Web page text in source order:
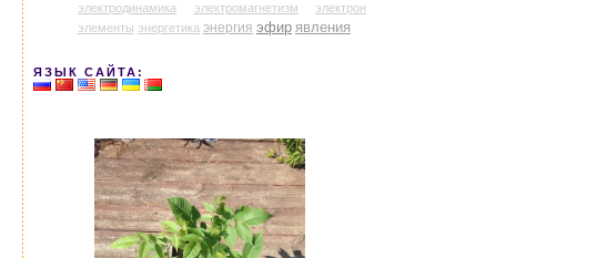
электродинамика электромагнетизм
электрон
элементы энергетика энергия эфир явления
ЯЗЫК САЙТА: